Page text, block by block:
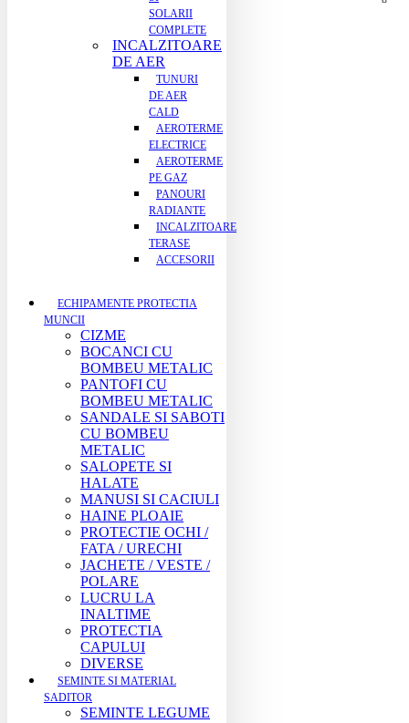
SOLARII
COMPLETE
INCALZITOARE
DE AER
TUNURI
DE AER
CALD
AEROTERME
ELECTRICE
AEROTERME
PE GAZ
PANOURI
RADIANTE
INCALZITOARE
TERASE
ACCESORII
ECHIPAMENTE PROTECTIA
MUNCII
CIZME
BOCANCI CU
BOMBEU METALIC
PANTOFI CU
BOMBEU METALIC
SANDALE SI SABOTI
CU BOMBEU
METALIC
SALOPETE SI
HALATE
MANUSI SI CACIULI
HAINE PLOAIE
PROTECTIE OCHI /
FATA / URECHI
JACHETE / VESTE /
POLARE
LUCRU LA
INALTIME
PROTECTIA
CAPULUI
DIVERSE
SEMINTE SI MATERIAL
SADITOR
SEMINTE LEGUME